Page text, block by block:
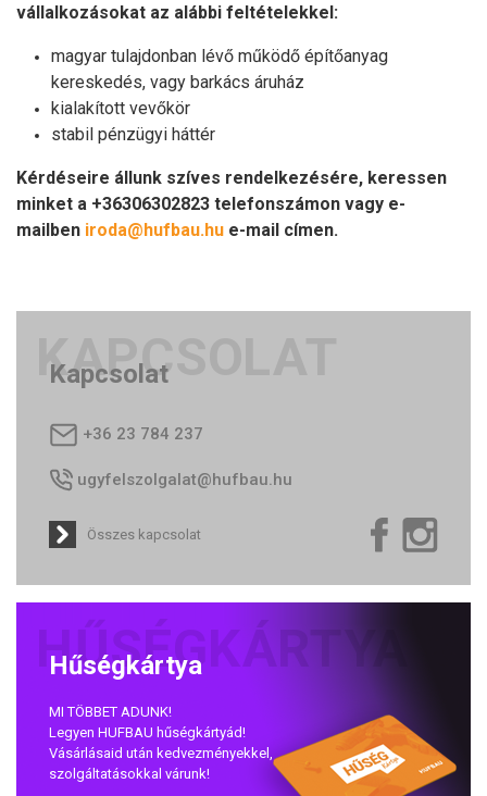
vállalkozásokat az alábbi feltételekkel:
magyar tulajdonban lévő működő építőanyag
kereskedés, vagy barkács áruház
kialakított vevőkör
stabil pénzügyi háttér
Kérdéseire állunk szíves rendelkezésére, keressen
minket a +36306302823 telefonszámon vagy e-
mailben iroda@hufbau.hu e-mail címen.
Kapcsolat
+36 23 784 237
ugyfelszolgalat@hufbau.hu
Összes kapcsolat
Hűségkártya
MI TÖBBET ADUNK!
Legyen HUFBAU hűségkártyád!
Vásárlásaid után kedvezményekkel,
szolgáltatásokkal várunk!